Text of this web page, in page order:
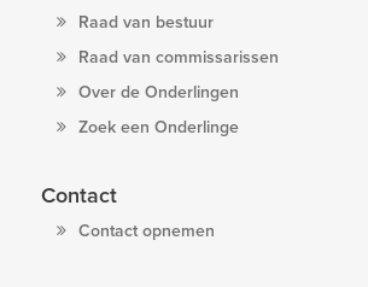
Raad van bestuur
Raad van commissarissen
Over de Onderlingen
Zoek een Onderlinge
Contact
Contact opnemen